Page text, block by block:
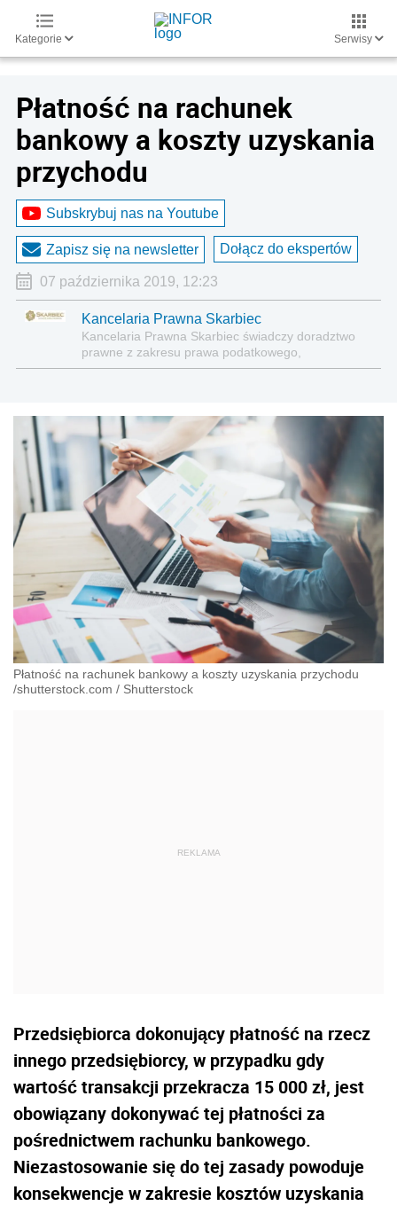
Kategorie Serwisy
Płatność na rachunek
bankowy a koszty uzyskania
przychodu
Subskrybuj nas na Youtube
Zapisz się na newsletter Dołącz do ekspertów
07 października 2019, 12:23
Kancelaria Prawna Skarbiec
Kancelaria Prawna Skarbiec świadczy doradztwo
prawne z zakresu prawa podatkowego,
gospodarczego, cywilnego i karnego.
Płatność na rachunek bankowy a koszty uzyskania przychodu
/shutterstock.com / Shutterstock
Przedsiębiorca dokonujący płatność na rzecz
innego przedsiębiorcy, w przypadku gdy
wartość transakcji przekracza 15 000 zł, jest
obowiązany dokonywać tej płatności za
pośrednictwem rachunku bankowego.
Niezastosowanie się do tej zasady powoduje
konsekwencje w zakresie kosztów uzyskania